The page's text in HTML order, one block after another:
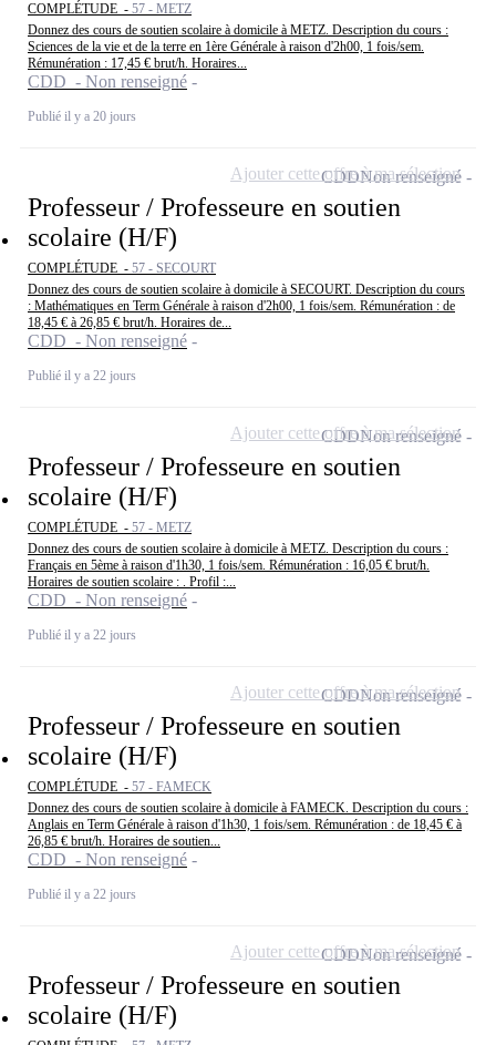
COMPLÉTUDE - 57 - METZ
Donnez des cours de soutien scolaire à domicile à METZ. Description du cours :
Sciences de la vie et de la terre en 1ère Générale à raison d'2h00, 1 fois/sem.
Rémunération : 17,45 € brut/h. Horaires...
CDD - Non renseigné
Publié il y a 20 jours
Professeur / Professeure en soutien
scolaire (H/F)
COMPLÉTUDE - 57 - SECOURT
Donnez des cours de soutien scolaire à domicile à SECOURT. Description du cours
: Mathématiques en Term Générale à raison d'2h00, 1 fois/sem. Rémunération : de
18,45 € à 26,85 € brut/h. Horaires de...
CDD - Non renseigné
Publié il y a 22 jours
CDDNon renseigné
Ajouter cette offre à ma sélection
Professeur / Professeure en soutien
scolaire (H/F)
COMPLÉTUDE - 57 - METZ
Donnez des cours de soutien scolaire à domicile à METZ. Description du cours :
Français en 5ème à raison d'1h30, 1 fois/sem. Rémunération : 16,05 € brut/h.
Horaires de soutien scolaire : . Profil :...
CDD - Non renseigné
Publié il y a 22 jours
CDDNon renseigné
Ajouter cette offre à ma sélection
Professeur / Professeure en soutien
scolaire (H/F)
COMPLÉTUDE - 57 - FAMECK
Donnez des cours de soutien scolaire à domicile à FAMECK. Description du cours :
Anglais en Term Générale à raison d'1h30, 1 fois/sem. Rémunération : de 18,45 € à
26,85 € brut/h. Horaires de soutien...
CDD - Non renseigné
Publié il y a 22 jours
CDDNon renseigné
Ajouter cette offre à ma sélection
Professeur / Professeure en soutien
scolaire (H/F)
CDDNon renseigné
Ajouter cette offre à ma sélection